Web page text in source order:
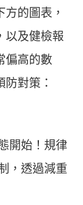
的圖表，
以及健檢報
偏高的數
對策：
開始！規律
，透過減重